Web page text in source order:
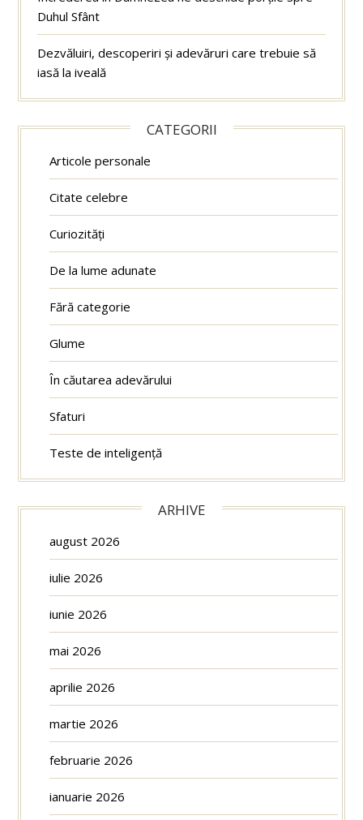
Duhul Sfânt
Dezvăluiri, descoperiri și adevăruri care trebuie să
iasă la iveală
CATEGORII
Articole personale
Citate celebre
Curiozități
De la lume adunate
Fără categorie
Glume
În căutarea adevărului
Sfaturi
Teste de inteligență
ARHIVE
august 2026
iulie 2026
iunie 2026
mai 2026
aprilie 2026
martie 2026
februarie 2026
ianuarie 2026